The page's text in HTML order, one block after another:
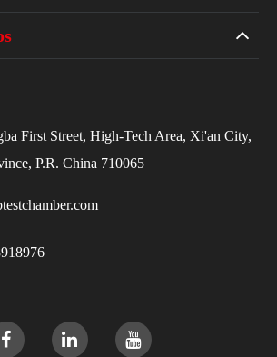
First Street, High-Tech Area, Xi'an City,
P.R. China 710065